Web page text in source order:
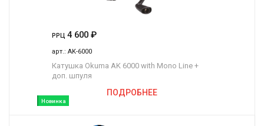
Новинка
РРЦ 4 600 ₽
арт.: AK-6000
Катушка Okuma AK 6000 with Mono Line +
доп. шпуля
ПОДРОБНЕЕ